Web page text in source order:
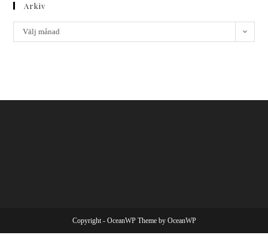
Arkiv
Välj månad
Copyright - OceanWP Theme by OceanWP